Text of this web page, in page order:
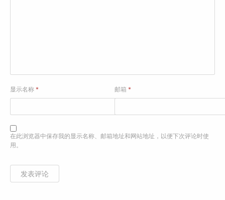
显示名称 * 邮箱*
在此浏览器中保存我的显示名称、邮箱地址和网站地址，以便下次评论时使
用。